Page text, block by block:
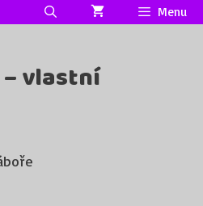
Menu
vlastní